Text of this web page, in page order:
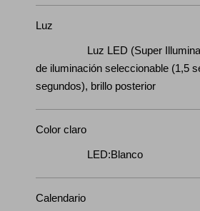
Luz
Luz LED (Super
de iluminación seleccionable (1,5
segundos), brillo posterior
Color claro
LED:Blanco
Calendario